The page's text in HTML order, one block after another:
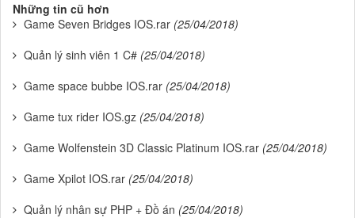
Những tin cũ hơn
Game Seven Bridges IOS.rar (25/04/2018)
Quản lý sinh viên 1 C# (25/04/2018)
Game space bubbe IOS.rar (25/04/2018)
Game tux rider IOS.gz (25/04/2018)
Game Wolfenstein 3D Classic Platinum IOS.rar (25/04/2018)
Game Xpilot IOS.rar (25/04/2018)
Quản lý nhân sự PHP + Đồ án (25/04/2018)